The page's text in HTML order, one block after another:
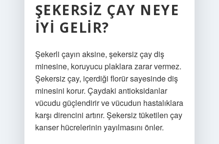
ŞEKERSIZ ÇAY NEYE
IYI GELIR?
Şekerli çayın aksine, şekersiz çay diş
minesine, koruyucu plaklara zarar vermez.
Şekersiz çay, içerdiği florür sayesinde diş
minesini korur. Çaydaki antioksidanlar
vücudu güçlendirir ve vücudun hastalıklara
karşı direncini artırır. Şekersiz tüketilen çay
kanser hücrelerinin yayılmasını önler.